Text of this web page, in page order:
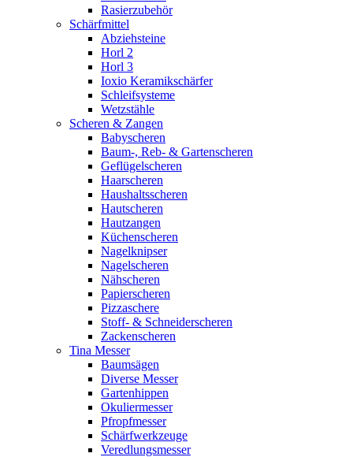
Rasierzubehör
Schärfmittel
Abziehsteine
Horl 2
Horl 3
Ioxio Keramikschärfer
Schleifsysteme
Wetzstähle
Scheren & Zangen
Babyscheren
Baum-, Reb- & Gartenscheren
Geflügelscheren
Haarscheren
Haushaltsscheren
Hautscheren
Hautzangen
Küchenscheren
Nagelknipser
Nagelscheren
Nähscheren
Papierscheren
Pizzaschere
Stoff- & Schneiderscheren
Zackenscheren
Tina Messer
Baumsägen
Diverse Messer
Gartenhippen
Okuliermesser
Pfropfmesser
Schärfwerkzeuge
Veredlungsmesser